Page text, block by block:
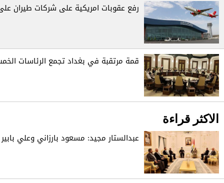
رفع عقوبات امريكية على شركات طيران
قمة مرتقبة في بغداد تجمع الرئاسات
الاكثر قراءة
عبدالستار مجيد: مسعود بارزاني وعلي